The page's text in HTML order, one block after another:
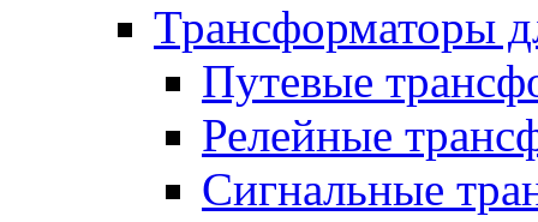
Трансформаторы
Путевые
Релейные
Сигнальные